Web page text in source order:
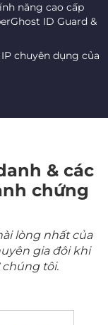
năng cao cấp
ID Guard &
chuyên dụng của
& các
chứng
lòng nhất của
gia đôi khi
tôi.